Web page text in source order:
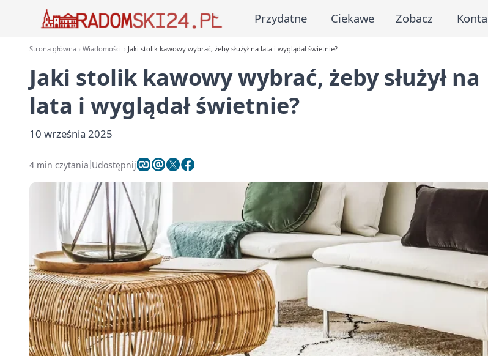
Przydatne Ciekawe Zobacz
Strona główna Wiadomości Jaki stolik kawowy wybrać, żeby służył na lata i wyglądał świetnie?
Jaki stolik kawowy wybrać, żeby służył na
lata i wyglądał świetnie?
10 września 2025
4 min czytania Udostępnij